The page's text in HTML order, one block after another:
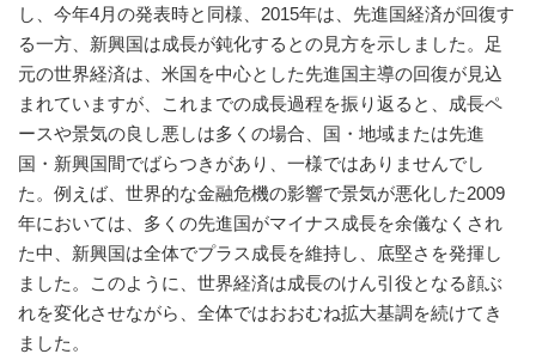
し、今年4月の発表時と同様、2015年は、先進国経済が回復す
る一方、新興国は成長が鈍化するとの見方を示しました。足
元の世界経済は、米国を中心とした先進国主導の回復が見込
まれていますが、これまでの成長過程を振り返ると、成長ペ
ースや景気の良し悪しは多くの場合、国・地域または先進
国・新興国間でばらつきがあり、一様ではありませんでし
た。例えば、世界的な金融危機の影響で景気が悪化した2009
年においては、多くの先進国がマイナス成長を余儀なくされ
た中、新興国は全体でプラス成長を維持し、底堅さを発揮し
ました。このように、世界経済は成長のけん引役となる顔ぶ
れを変化させながら、全体ではおおむね拡大基調を続けてき
ました。